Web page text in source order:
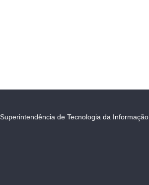
Superintendência de Tecnologia da Informação